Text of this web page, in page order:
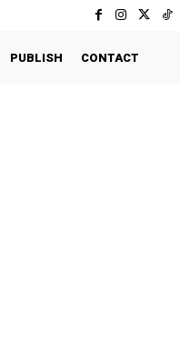
PUBLISH CONTACT